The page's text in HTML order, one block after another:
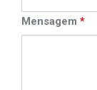
Mensagem *